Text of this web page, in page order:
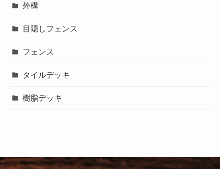
外構
目隠しフェンス
フェンス
タイルデッキ
樹脂デッキ